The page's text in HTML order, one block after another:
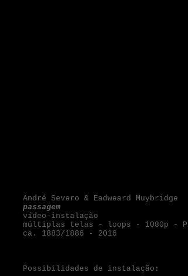
André Severo & Eadweard Muybridge
passagem
vídeo-instalação
múltiplas telas - loops - 1080p -
ca. 1883/1886 - 2016
Possibilidades de instalação: